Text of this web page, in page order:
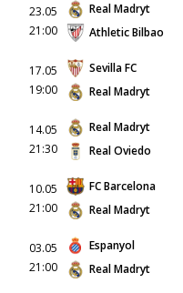
23.05
21:00
Real Madryt
Athletic Bilbao
17.05
19:00
Sevilla FC
Real Madryt
14.05
21:30
Real Madryt
Real Oviedo
10.05
21:00
FC Barcelona
Real Madryt
03.05
21:00
Espanyol
Real Madryt